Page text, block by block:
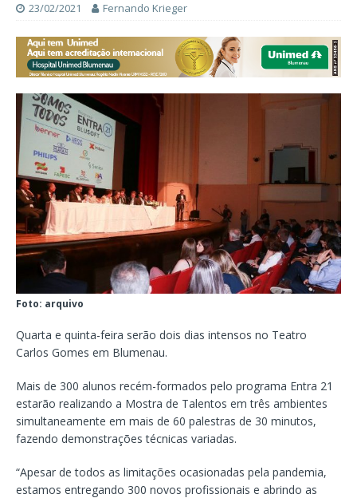
23/02/2021 Fernando Krieger
Foto: arquivo
Quarta e quinta-feira serão dois dias intensos no Teatro
Carlos Gomes em Blumenau.
Mais de 300 alunos recém-formados pelo programa Entra 21
estarão realizando a Mostra de Talentos em três ambientes
simultaneamente em mais de 60 palestras de 30 minutos,
fazendo demonstrações técnicas variadas.
“Apesar de todos as limitações ocasionadas pela pandemia,
estamos entregando 300 novos profissionais e abrindo as